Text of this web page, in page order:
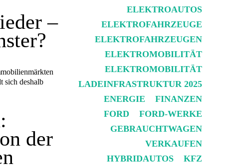
–
sich deshalb
der
ELEKTROAUTOS
ELEKTROFAHRZEUGE
ELEKTROFAHRZEUGEN
ELEKTROMOBILITÄT
ELEKTROMOBILITÄT
LADEINFRASTRUKTUR 2025
ENERGIE
FINANZEN
FORD
FORD-WERKE
GEBRAUCHTWAGEN
VERKAUFEN
HYBRIDAUTOS
KFZ